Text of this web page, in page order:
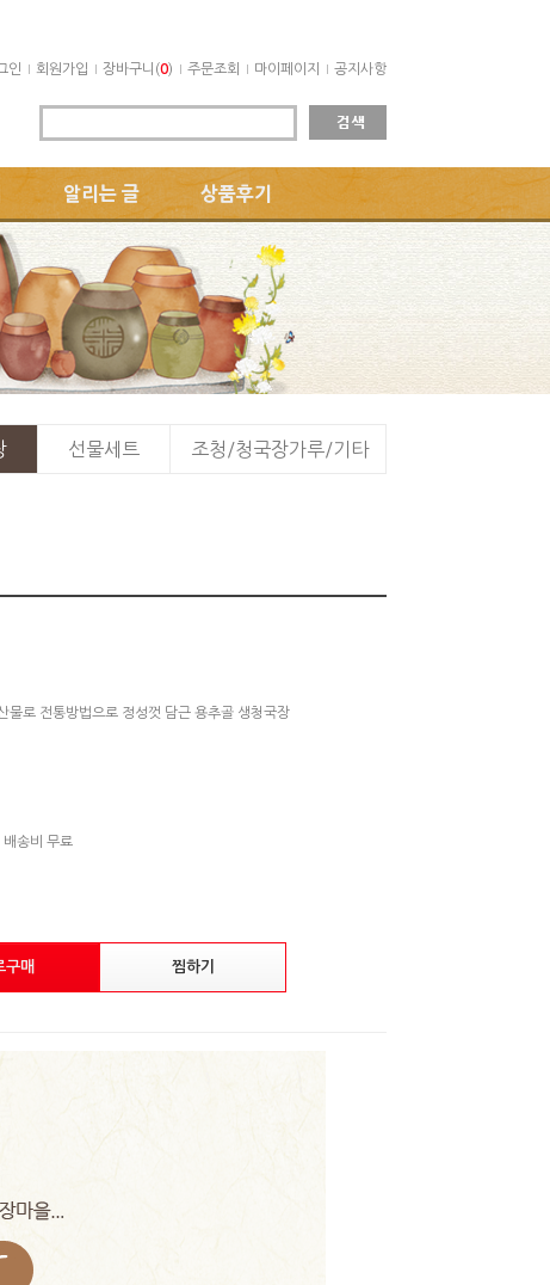
인 회원가입 장바구니(0) 주문조회 마이페이지 공지사항
알리는 글 상품후기
선물세트 조청/청국장가루/기타
물로 전통방법으로 정성껏 담근 용추골 생청국장
송비 무료
구매 찜하기